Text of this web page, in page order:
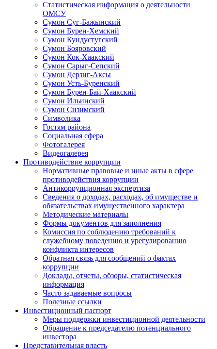
Статистическая информация о деятельности
ОМСУ
Сумон Суг-Бажынский
Сумон Бурен-Хемский
Сумон Кундустугский
Сумон Бояровский
Сумон Кок-Хаакский
Сумон Сарыг-Сепский
Сумон Дерзиг-Аксы
Сумон Усть-Буренский
Сумон Бурен-Бай-Хаакский
Сумон Ильинский
Сумон Сизимский
Символика
Гостям района
Социальная сфера
Фотогалерея
Видеогалерея
Противодействие коррупции
Нормативные правовые и иные акты в сфере
противодействия коррупции
Антикоррупционная экспертиза
Сведения о доходах, расходах, об имуществе и
обязательствах имущественного характера
Методические материалы
Формы документов для заполнения
Комиссия по соблюдению требований к
служебному поведению и урегулированию
конфликта интересов
Обратная связь для сообщений о фактах
коррупции
Доклады, отчеты, обзоры, статистическая
информация
Часто задаваемые вопросы
Полезные ссылки
Инвестиционный паспорт
Меры поддержки инвестиционной деятельности
Обращение к председателю потенциального
инвестора
Представительная власть